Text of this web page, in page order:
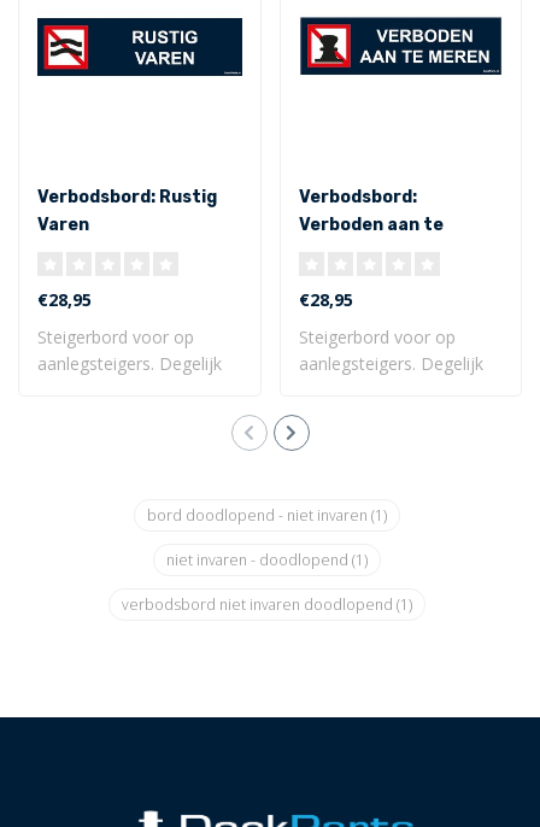
Verbodsbord: Rustig
Varen
€28,95
Steigerbord voor op
aanlegsteigers. Degelijk
Verbodsbord:
Verboden aan te
€28,95
Steigerbord voor op
aanlegsteigers. Degelijk
bord doodlopend - niet invaren (1)
niet invaren - doodlopend (1)
verbodsbord niet invaren doodlopend (1)